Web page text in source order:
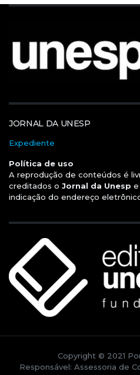
JORNAL DA UNESP
Expediente
Política de uso
A reprodução de conteúdos é
creditados o Jornal da Unesp e
indicação do endereço
Copyright © 2021
Responsável: Assessoria de